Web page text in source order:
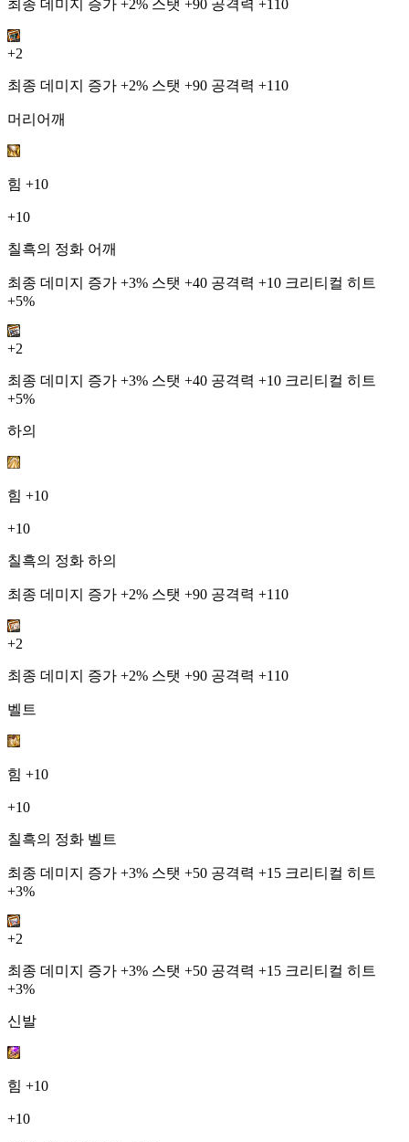
최종 데미지 증가 +2% 스탯 +90 공격력 +110
+2
최종 데미지 증가 +2% 스탯 +90 공격력 +110
머리어깨
힘 +10
+10
칠흑의 정화 어깨
최종 데미지 증가 +3% 스탯 +40 공격력 +10 크리티컬 히트
+5%
+2
최종 데미지 증가 +3% 스탯 +40 공격력 +10 크리티컬 히트
+5%
하의
힘 +10
+10
칠흑의 정화 하의
최종 데미지 증가 +2% 스탯 +90 공격력 +110
+2
최종 데미지 증가 +2% 스탯 +90 공격력 +110
벨트
힘 +10
+10
칠흑의 정화 벨트
최종 데미지 증가 +3% 스탯 +50 공격력 +15 크리티컬 히트
+3%
+2
최종 데미지 증가 +3% 스탯 +50 공격력 +15 크리티컬 히트
+3%
신발
힘 +10
+10